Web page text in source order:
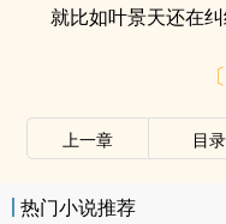
就比如叶景天还在
上一章 目录
热门小说推荐